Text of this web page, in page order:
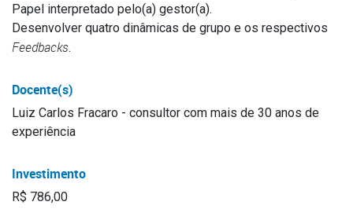
Papel interpretado pelo(a) gestor(a).
Desenvolver quatro dinâmicas de grupo e os respectivos
Feedbacks.
Docente(s)
Luiz Carlos Fracaro - consultor com mais de 30 anos de
experiência
Investimento
R$ 786,00